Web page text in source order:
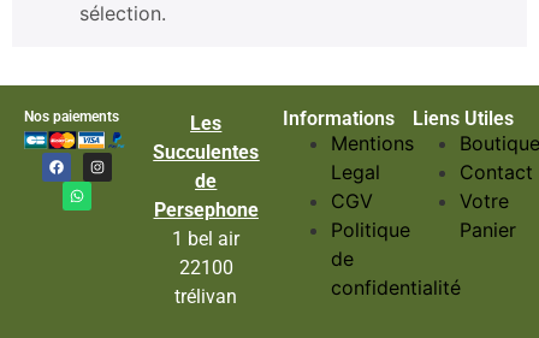
sélection.
Nos paiements
Les
Succulentes
de
Persephone
1 bel air
22100
trélivan
Informations
Mentions
Legal
CGV
Politique
de
confidentialité
Liens Utiles
Contact
Votre
Panier